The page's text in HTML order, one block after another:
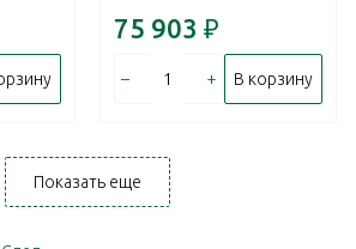
75 903 ₽
– + В корзину
Показать еще